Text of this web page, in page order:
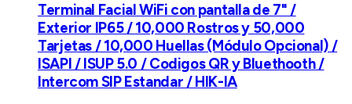
Terminal Facial WiFi con pantalla de 7" /
Exterior IP65 / 10,000 Rostros y 50,000
Tarjetas / 10,000 Huellas (Módulo Opcional) /
ISAPI / ISUP 5.0 / Codigos QR y Bluethooth /
Intercom SIP Estandar / HIK-IA